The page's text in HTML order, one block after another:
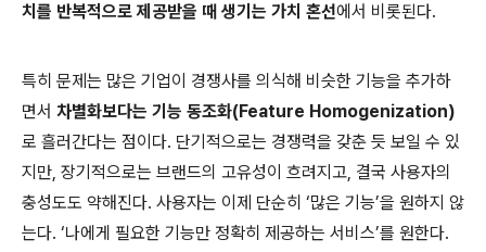
치를 반복적으로 제공받을 때 생기는 가치 혼선에서 비롯된다.
특히 문제는 많은 기업이 경쟁사를 의식해 비슷한 기능을 추가하
면서 차별화보다는 기능 동조화(Feature Homogenization)
로 흘러간다는 점이다. 단기적으로는 경쟁력을 갖춘 듯 보일 수 있
지만, 장기적으로는 브랜드의 고유성이 흐려지고, 결국 사용자의
충성도도 약해진다. 사용자는 이제 단순히 ‘많은 기능’을 원하지 않
는다. ‘나에게 필요한 기능만 정확히 제공하는 서비스’를 원한다.